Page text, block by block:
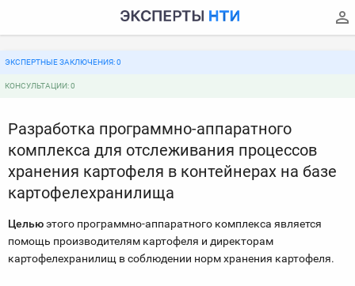
ЭКСПЕРТНЫЕ ЗАКЛЮЧЕНИЯ: 0
КОНСУЛЬТАЦИИ: 0
Разработка программно-аппаратного
комплекса для отслеживания процессов
хранения картофеля в контейнерах на базе
картофелехранилища
Цельюэтого программно-аппаратного комплекса является
помощь производителям картофеля и директорам
картофелехранилищ в соблюдении норм хранения картофеля.